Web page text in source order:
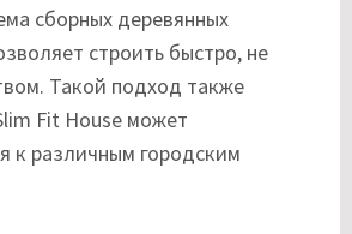
сборных деревянных
строить быстро, не
Такой подход также
Fit House может
к различным городским